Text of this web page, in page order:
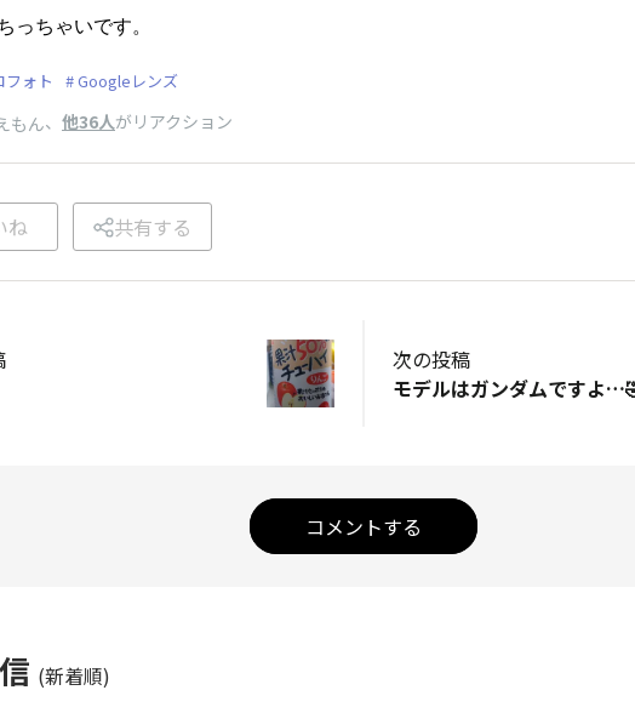
っちゃいです。
フォト Googleレンズ
もん、 他36人がリアクション
ね 共有する
次の投稿
モデルはガンダムですよ
コメントする
(新着順)